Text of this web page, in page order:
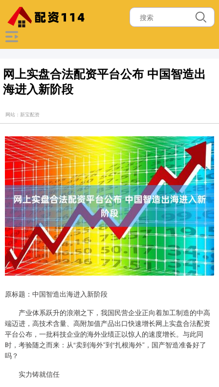
网上实盘合法配资平台公布 中国智造出
海进入新阶段
网站：新宝配资
原标题：中国智造出海进入新阶段
产业体系跃升的浪潮之下，我国民营企业正向着加工制造的中高
端迈进，高技术含量、高附加值产品出口快速增长网上实盘合法配资
平台公布，一批科技企业的海外业绩正以惊人的速度增长。与此同
时，考验随之而来：从“卖到海外”到“扎根海外”，国产智造准备好了
吗？
实力铸就信任